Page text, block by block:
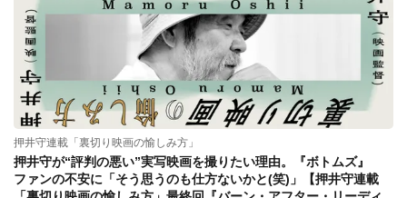
押井守連載「裏切り映画の愉しみ方」
押井守が“評判の悪い”実写映画を撮りたい理由。『ボトムズ』
ファンの不安に「そう思うのも仕方ないかと(笑)」【押井守連載